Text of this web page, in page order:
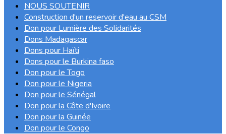
NOUS SOUTENIR
Construction d'un reservoir d'eau au CSM
Don pour Lumière des Solidarités
Dons Madagascar
Dons pour Haïti
Dons pour le Burkina faso
Don pour le Togo
Don pour le Nigeria
Don pour le Sénégal
Don pour la Côte d'Ivoire
Don pour la Guinée
Don pour le Congo